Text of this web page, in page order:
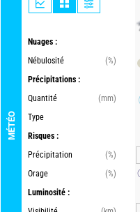
MÉTÉO
Nuages :
Nébulosité
(%)
Précipitations :
Quantité
(mm)
Type
Risques :
Précipitation
(%)
Orage
(%)
Luminosité :